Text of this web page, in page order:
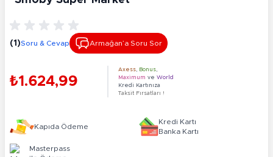
(1)Soru & Cevap Armağan’a Soru Sor
₺1.624,99
Axess Bonus
Maximum ve World
Kredi Kartınıza
Taksit Fırsatları !
Kapıda Ödeme
Kredi Kartı
Banka Kartı
Masterpass